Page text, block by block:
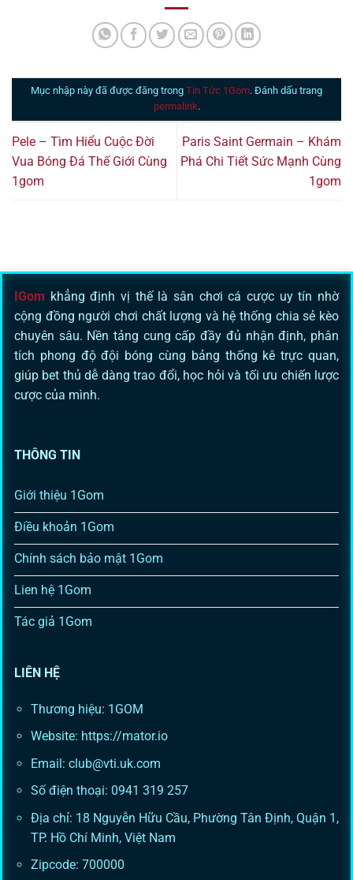
Mục nhập này đã được đăng trong Tin Tức 1Gom. Đánh dấu trang
permalink.
Pele – Tìm Hiểu Cuộc Đời
Vua Bóng Đá Thế Giới Cùng
1gom
Paris Saint Germain – Khám
Phá Chi Tiết Sức Mạnh Cùng
1gom
IGom khẳng định vị thế là sân chơi cá cược uy tín nhờ
cộng đồng người chơi chất lượng và hệ thống chia sẻ kèo
chuyên sâu. Nền tảng cung cấp đầy đủ nhận định, phân
tích phong độ đội bóng cùng bảng thống kê trực quan,
giúp bet thủ dễ dàng trao đổi, học hỏi và tối ưu chiến lược
cược của mình.
THÔNG TIN
Giới thiệu 1Gom
Điều khoản 1Gom
Chính sách bảo mật 1Gom
Lien hệ 1Gom
Tác giả 1Gom
LIÊN HỆ
Thương hiệu: 1GOM
Website: https://mator.io
Email: club@vti.uk.com
Số điện thoại: 0941 319 257
Địa chỉ: 18 Nguyễn Hữu Cầu, Phường Tân Định, Quận 1,
TP. Hồ Chí Minh, Việt Nam
Zipcode: 700000